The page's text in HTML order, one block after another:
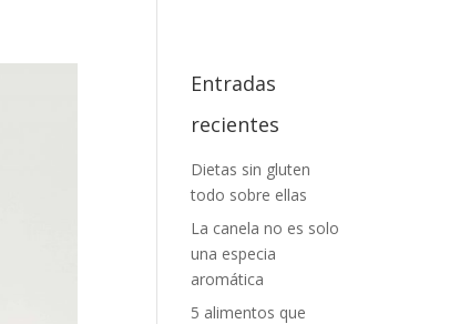
Entradas
recientes
Dietas sin gluten
todo sobre ellas
La canela no es solo
una especia
aromática
5 alimentos que